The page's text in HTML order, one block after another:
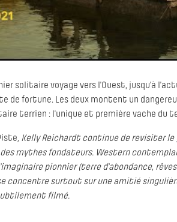
solitaire voyage vers l’Ouest, jusqu’à
de fortune. Les deux montent un
terrien : l’unique et première vache du
, Kelly Reichardt continue de revisiter
mythes fondateurs. Western
pionnier (terre d’abondance,
concentre surtout sur une amitié
filmé.